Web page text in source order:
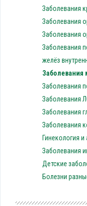
Заболевания
Заболевания
Заболевания
Заболевания
желёз
Заболевания
Заболевания
Заболевания
Заболевания
Гинекология
Заболевания
Детские
Болезни